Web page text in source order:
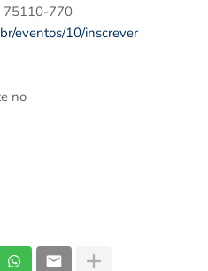
75110-770
eventos/10/inscrever
no